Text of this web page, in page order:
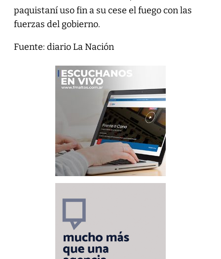
paquistaní uso fin a su cese el fuego con las
fuerzas del gobierno.
Fuente: diario La Nación